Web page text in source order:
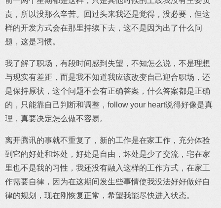
责，所以没那么辛苦。回过头来我还是觉得，没必要，但这
样的开发方式会在那里持续下去，这不是因为出了什么问
题，这是习惯。
我了解了职场，有段时间感到失望，不知怎么说，不是理想
与现实有差距，而是我不知道我应该改变自己迎合职场，还
是保持原状，这个问题不会有正确答案，什么答案都是正确
的，只能靠自己判断和调整，follow your heart说得好像是真
理，真要决定怎么做不容易。
离开腾讯的事就不重复了，新的工作是在家工作，充分体验
到它的好处和坏处，好处是自由，坏处是少了交流，宅在家
里也不是我的习性，我还没有融入这样的工作方式，在家工
作需要自律，因为在这期间发生些事情使我没法好好做好自
律的规划，现在刚恢复正常，希望我能尽快进入状态。